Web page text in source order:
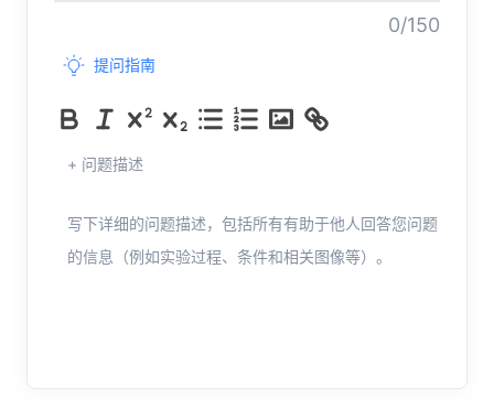
0/150
提问指南
+ 问题描述
写下详细的问题描述，包括所有有助于他人回答您问题
的信息（例如实验过程、条件和相关图像等）。